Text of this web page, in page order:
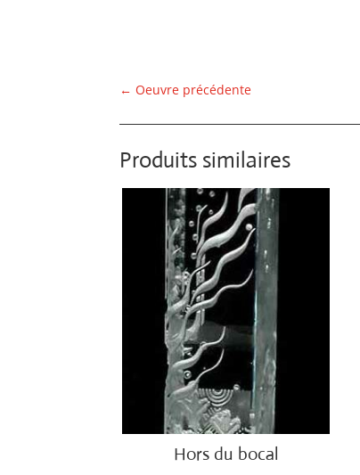
←Oeuvre précédente
Produits similaires
Hors du bocal